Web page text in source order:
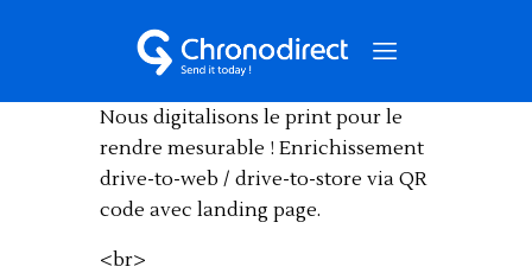
NOS SERVICES
QUI SOMMES-NOUS ?
Print
Nous digitalisons le print pour le
rendre mesurable ! Enrichissement
drive-to-web / drive-to-store via QR
code avec landing page.
<br>